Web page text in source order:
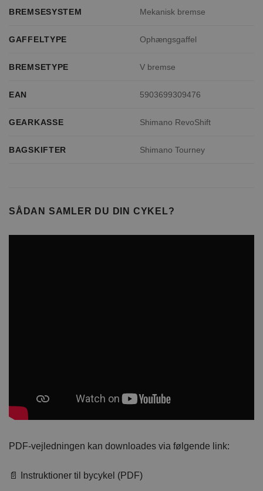
BREMSESYSTEM Mekanisk bremse
GAFFELTYPE Ophængsgaffel
BREMSETYPE V bremse
EAN 5903699309476
GEARKASSE Shimano RevoShift
BAGSKIFTER Shimano Tourney
SÅDAN SAMLER DU DIN CYKEL?
PDF-vejledningen kan downloades via følgende link:
📄 Instruktioner til bycykel (PDF)